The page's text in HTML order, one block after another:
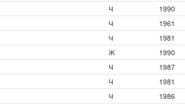
Ч 1990
Ч 1961
Ч 1981
Ж 1990
Ч 1987
Ч 1981
Ч 1986